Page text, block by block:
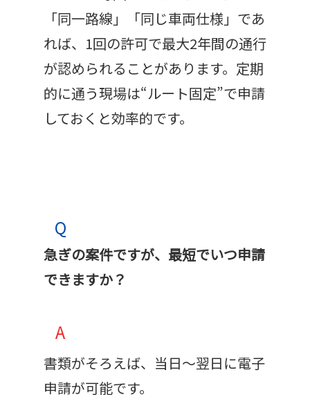
「同一路線」「同じ車両仕様」であ
れば、1回の許可で最大2年間の通行
が認められることがあります。定期
的に通う現場は“ルート固定”で申請
しておくと効率的です。
Q
急ぎの案件ですが、最短でいつ申請
できますか？
A
書類がそろえば、当日〜翌日に電子
申請が可能です。